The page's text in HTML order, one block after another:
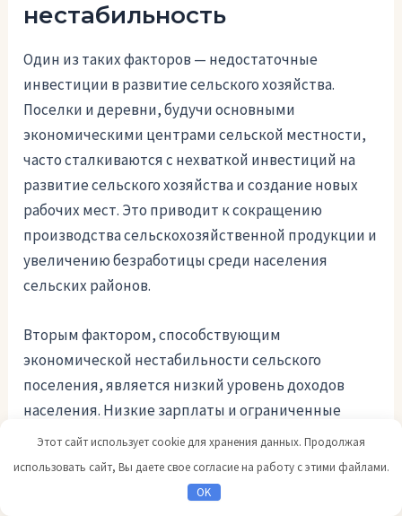
нестабильность
Один из таких факторов — недостаточные
инвестиции в развитие сельского хозяйства.
Поселки и деревни, будучи основными
экономическими центрами сельской местности,
часто сталкиваются с нехваткой инвестиций на
развитие сельского хозяйства и создание новых
рабочих мест. Это приводит к сокращению
производства сельскохозяйственной продукции и
увеличению безработицы среди населения
сельских районов.
Вторым фактором, способствующим
экономической нестабильности сельского
поселения, является низкий уровень доходов
населения. Низкие зарплаты и ограниченные
возможности для получения дополнительного
заработка заставляют молодежь и
работоспособное население уезжать из села в
Этот сайт использует cookie для хранения данных. Продолжая
использовать сайт, Вы даете свое согласие на работу с этими файлами.
OK